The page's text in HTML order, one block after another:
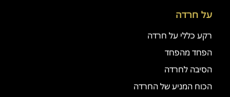
על חרדה
רקע כללי על חרדה
הפחד מהפחד
הסיבה לחרדה
הכוח המניע של החרדה